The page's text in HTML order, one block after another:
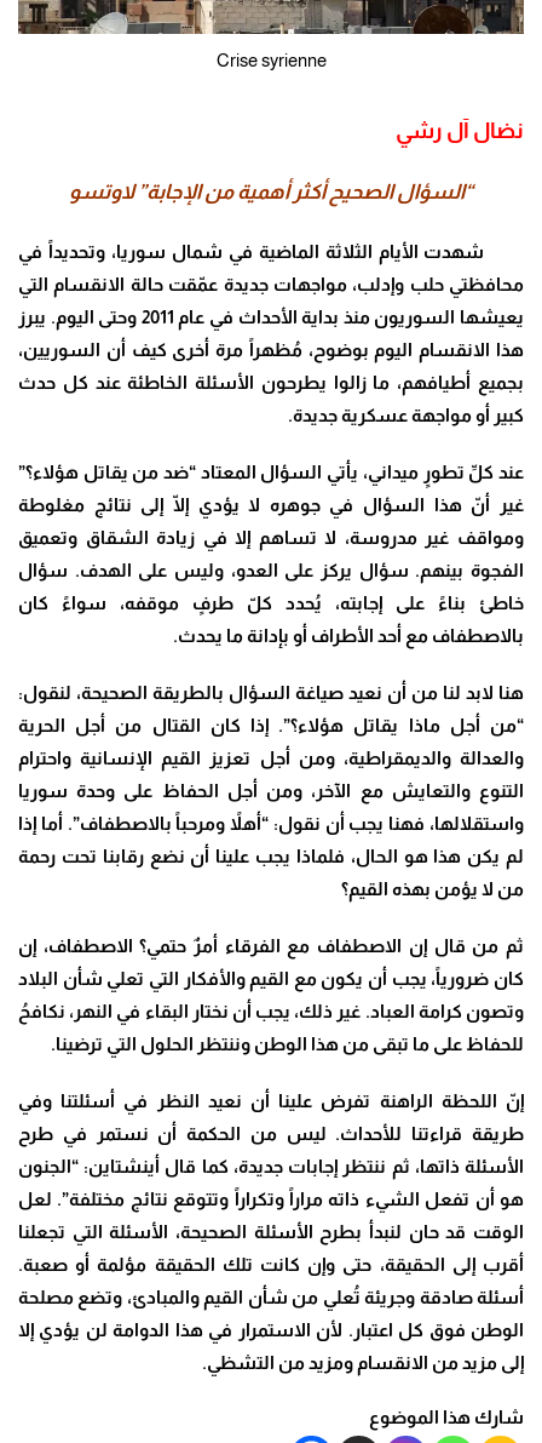
Crise syrienne
نضال آل رشي
“السؤال الصحيح أكثر أهمية من الإجابة” لاوتسو
شهدت الأيام الثلاثة الماضية في شمال سوريا، وتحديداً في
محافظتي حلب وإدلب، مواجهات جديدة عمّقت حالة الانقسام التي
يعيشها السوريون منذ بداية الأحداث في عام 2011 وحتى اليوم. يبرز
هذا الانقسام اليوم بوضوح، مُظهراً مرة أخرى كيف أن السوريين،
بجميع أطيافهم، ما زالوا يطرحون الأسئلة الخاطئة عند كل حدث
كبير أو مواجهة عسكرية جديدة.
عند كلِّ تطورٍ ميداني، يأتي السؤال المعتاد “ضد من يقاتل هؤلاء؟”
غير أنّ هذا السؤال في جوهره لا يؤدي إلّا إلى نتائج مغلوطة
ومواقف غير مدروسة، لا تساهم إلا في زيادة الشقاق وتعميق
الفجوة بينهم. سؤال يركز على العدو، وليس على الهدف. سؤال
خاطئ بناءً على إجابته، يُحدد كلّ طرفٍ موقفه، سواءً كان
بالاصطفاف مع أحد الأطراف أو بإدانة ما يحدث.
هنا لابد لنا من أن نعيد صياغة السؤال بالطريقة الصحيحة، لنقول:
“من أجل ماذا يقاتل هؤلاء؟”. إذا كان القتال من أجل الحرية
والعدالة والديمقراطية، ومن أجل تعزيز القيم الإنسانية واحترام
التنوع والتعايش مع الآخر، ومن أجل الحفاظ على وحدة سوريا
واستقلالها، فهنا يجب أن نقول: “أهلاً ومرحباً بالاصطفاف”. أما إذا
لم يكن هذا هو الحال، فلماذا يجب علينا أن نضع رقابنا تحت رحمة
من لا يؤمن بهذه القيم؟
ثم من قال إن الاصطفاف مع الفرقاء أمرٌ حتمي؟ الاصطفاف، إن
كان ضرورياً، يجب أن يكون مع القيم والأفكار التي تعلي شأن البلاد
وتصون كرامة العباد. غير ذلك، يجب أن نختار البقاء في النهر، نكافحُ
للحفاظ على ما تبقى من هذا الوطن وننتظر الحلول التي ترضينا.
إنّ اللحظة الراهنة تفرض علينا أن نعيد النظر في أسئلتنا وفي
طريقة قراءتنا للأحداث. ليس من الحكمة أن نستمر في طرح
الأسئلة ذاتها، ثم ننتظر إجابات جديدة، كما قال أينشتاين: “الجنون
هو أن تفعل الشيء ذاته مراراً وتكراراً وتتوقع نتائج مختلفة”. لعل
الوقت قد حان لنبدأ بطرح الأسئلة الصحيحة، الأسئلة التي تجعلنا
أقرب إلى الحقيقة، حتى وإن كانت تلك الحقيقة مؤلمة أو صعبة.
أسئلة صادقة وجريئة تُعلي من شأن القيم والمبادئ، وتضع مصلحة
الوطن فوق كل اعتبار. لأن الاستمرار في هذا الدوامة لن يؤدي إلا
إلى مزيد من الانقسام ومزيد من التشظي.
شارك هذا الموضوع